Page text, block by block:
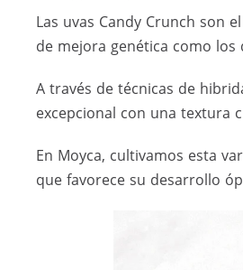
Las uvas Candy Crunch son
de mejora genética como los
A través de técnicas de
excepcional con una textura
En Moyca, cultivamos esta
que favorece su desarrollo